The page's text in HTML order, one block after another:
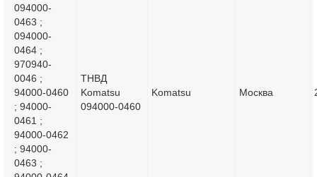
094000-
0463 ;
094000-
0464 ;
970940-
0046 ;
94000-0460
; 94000-
0461 ;
94000-0462
; 94000-
0463 ;
ТНВД
Komatsu
094000-0460
Komatsu Москва